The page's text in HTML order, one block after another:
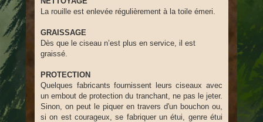
La rouille est enlevée régulièrement à la toile émeri.
GRAISSAGE
Dès que le ciseau n’est plus en service, il est
graissé.
PROTECTION
Quelques fabricants fournissent leurs ciseaux avec
un embout de protection du tranchant, ne pas le jeter.
Sinon, on peut le piquer en travers d'un bouchon ou,
si on est courageux, se fabriquer un étui, genre étui